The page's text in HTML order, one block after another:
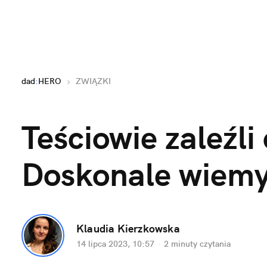
dad:HERO ZWIĄZKI
Teściowie zaleźli
Doskonale
Klaudia Kierzkowska
14 lipca 2023, 10:57 · 2 minuty czytania